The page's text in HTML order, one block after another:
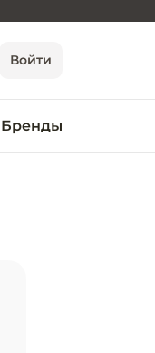
Войти
Бренды